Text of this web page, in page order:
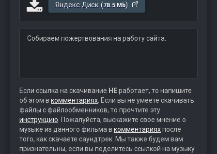
Яндекс.Диск (78.5 Mb)
Собираем пожертвования на работу сайта:
Если ссылка на скачивание НЕработает, то напишите
об этом в комментариях . Если вы не умеете скачивать
файлы с файлообменников, то прочтите эту
инструкцию . Пожалуйста, выскажите свое мнение о
музыке из данного фильма в комментарияхпосле
того, как скачаете саундтрек. Мы также будем вам
признательны, если вы поделитесь ссылкой на музыку